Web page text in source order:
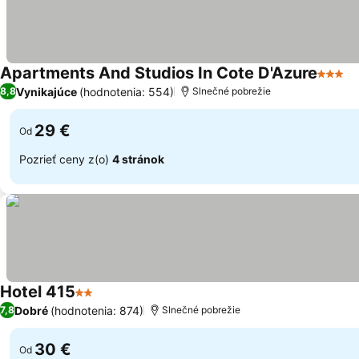
Apartments And Studios In Cote D'Azure3
8,8Vynikajúce (hodnotenia: 554) Slnečné pobrežie
Od 29 €
Pozrieť ceny z(o) 4 stránok
Hotel 4152 Počet hviezdičiek
7,8Dobré (hodnotenia: 874) Slnečné pobrežie
Od 30 €